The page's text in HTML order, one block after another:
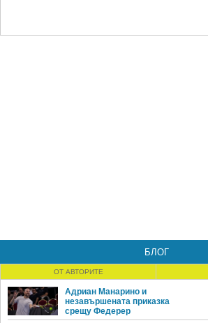
БЛОГ
ОТ АВТОРИТЕ
Адриан Манарино и
незавършената приказка
срещу Федерер